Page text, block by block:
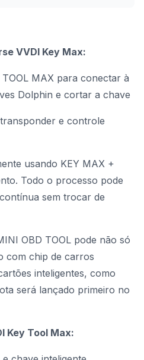
VVDI Key Max:
MAX para conectar à
Dolphin e cortar a chave
e controle
usando KEY MAX +
Todo o processo pode
sem trocar de
OBD TOOL pode não só
com chip de carros
inteligentes, como
será lançado primeiro no
Key Tool Max: